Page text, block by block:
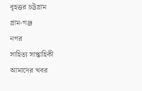
বৃহত্তর চট্টগ্রাম
গ্রাম-গঞ্জ
নগর
সাহিত্য সাপ্তাহিকী
আমাদের খবর